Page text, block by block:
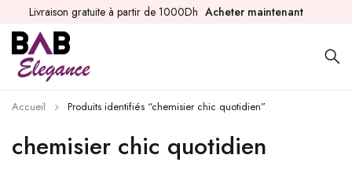
Livraison gratuite à partir de 1000Dh Acheter maintenant
chemisier chic quotidien
Accueil Produits identifiés “chemisier chic quotidien”